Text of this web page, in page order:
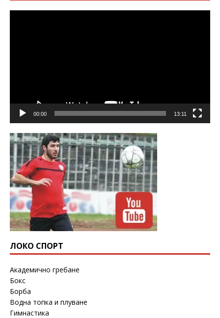
00:00 13:11
ЛОКО СПОРТ
Академично гребане
Бокс
Борба
Водна топка и плуване
Гимнастика